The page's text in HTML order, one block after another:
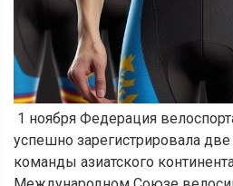
1 ноября Федерация
успешно зарегистрировала
команды азиатского